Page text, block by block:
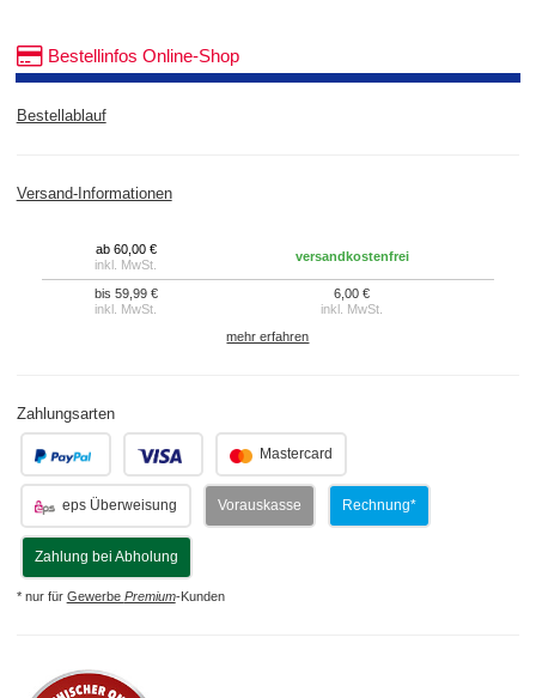
Bestellinfos Online-Shop
Bestellablauf
Versand-Informationen
ab 60,00 €
inkl. MwSt.
versandkostenfrei
bis 59,99 €
inkl. MwSt.
6,00 €
inkl. MwSt.
mehr erfahren
Zahlungsarten
Mastercard
eps Überweisung Vorauskasse Rechnung*
Zahlung bei Abholung
* nur für Gewerbe Premium-Kunden